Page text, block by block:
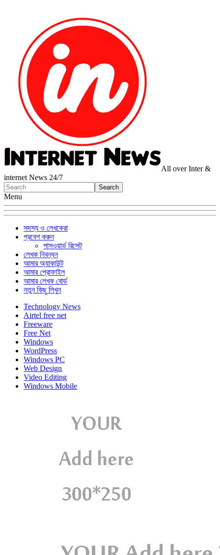
All over Inter &
internet News 24/7
Menu
সদস্য ও লেখকেরা
প্রবেশ করুন
পাসওয়ার্ড রিসেট
লেখক নিবন্ধন
আমার অ্যাকাউন্ট
আমার প্রোফাইল
আমার লেখক বোর্ড
নতুন কিছু লিখুন
Technology News
Airtel free net
Freeware
Free Net
Windows
WordPress
Windows PC
Web Design
Video Editing
Windows Mobile